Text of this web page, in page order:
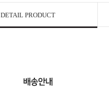
DETAIL PRODUCT